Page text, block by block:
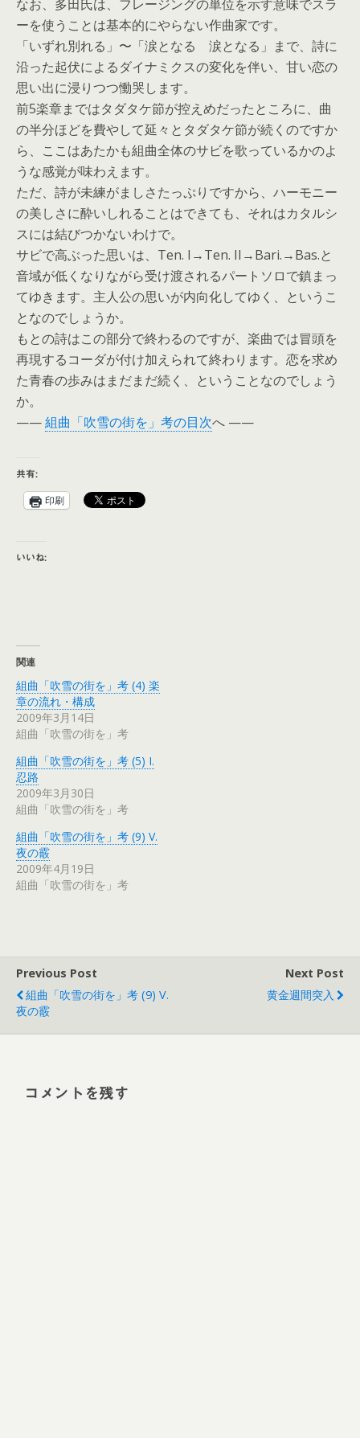
なお、多田氏は、フレージングの単位を示す意味でスラ
ーを使うことは基本的にやらない作曲家です。
「いずれ別れる」〜「涙となる 涙となる」まで、詩に
沿った起伏によるダイナミクスの変化を伴い、甘い恋の
思い出に浸りつつ慟哭します。
前5楽章まではタダタケ節が控えめだったところに、曲
の半分ほどを費やして延々とタダタケ節が続くのですか
ら、ここはあたかも組曲全体のサビを歌っているかのよ
うな感覚が味わえます。
ただ、詩が未練がましさたっぷりですから、ハーモニー
の美しさに酔いしれることはできても、それはカタルシ
スには結びつかないわけで。
サビで高ぶった思いは、Ten. I→Ten. II→Bari.→Bas.と
音域が低くなりながら受け渡されるパートソロで鎮まっ
てゆきます。主人公の思いが内向化してゆく、というこ
となのでしょうか。
もとの詩はこの部分で終わるのですが、楽曲では冒頭を
再現するコーダが付け加えられて終わります。恋を求め
た青春の歩みはまだまだ続く、ということなのでしょう
か。
——組曲「吹雪の街を」考の目次へ ——
共有:
印刷
いいね:
関連
組曲「吹雪の街を」考 (4) 楽
章の流れ・構成
2009年3月14日
組曲「吹雪の街を」考
組曲「吹雪の街を」考 (5) I.
忍路
2009年3月30日
組曲「吹雪の街を」考
組曲「吹雪の街を」考 (9) V.
夜の霰
2009年4月19日
組曲「吹雪の街を」考
Previous Post
組曲「吹雪の街を」考 (9) V.
夜の霰
Next Post
黄金週間突入
コメントを残す